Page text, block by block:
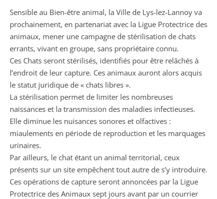
Sensible au Bien-être animal, la Ville de Lys-lez-Lannoy va
prochainement, en partenariat avec la Ligue Protectrice des
animaux, mener une campagne de stérilisation de chats
errants, vivant en groupe, sans propriétaire connu.
Ces Chats seront stérilisés, identifiés pour être relâchés à
l’endroit de leur capture. Ces animaux auront alors acquis
le statut juridique de « chats libres ».
La stérilisation permet de limiter les nombreuses
naissances et la transmission des maladies infectieuses.
Elle diminue les nuisances sonores et olfactives :
miaulements en période de reproduction et les marquages
urinaires.
Par ailleurs, le chat étant un animal territorial, ceux
présents sur un site empêchent tout autre de s’y introduire.
Ces opérations de capture seront annoncées par la Ligue
Protectrice des Animaux sept jours avant par un courrier